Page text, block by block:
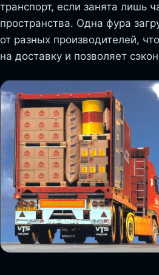
транспорт, если занята лишь
пространства. Одна фура
от разных производителей,
на доставку и позволяет